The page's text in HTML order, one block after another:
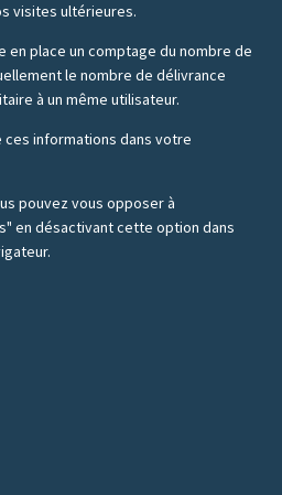
visites ultérieures.
en place un comptage du nombre de
le nombre de délivrance
à un même utilisateur.
informations dans votre
pouvez vous opposer à
en désactivant cette option dans